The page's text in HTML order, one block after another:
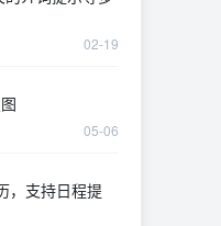
02-19
05-06
，支持日程提